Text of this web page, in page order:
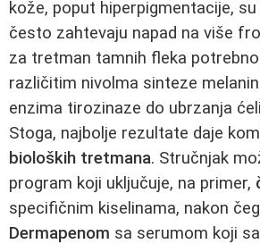
kože, poput hiperpigmentacije,
često zahtevaju napad na više
za tretman tamnih fleka
različitim nivolma sinteze
enzima tirozinaze do ubrzanja
Stoga, najbolje rezultate daje
bioloških tretmana. Stručnjak
program koji uključuje, na primer,
specifičnim kiselinama, nakon
Dermapenom sa serumom koji